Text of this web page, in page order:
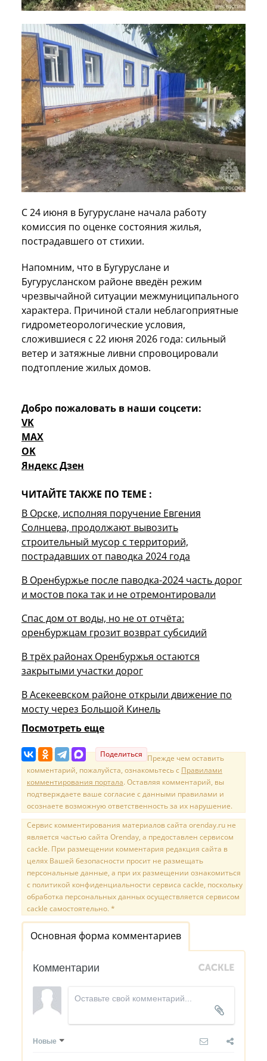
С 24 июня в Бугуруслане начала работу
комиссия по оценке состояния жилья,
пострадавшего от стихии.
Напомним, что в Бугуруслане и
Бугурусланском районе введён режим
чрезвычайной ситуации межмуниципального
характера. Причиной стали неблагоприятные
гидрометеорологические условия,
сложившиеся с 22 июня 2026 года: сильный
ветер и затяжные ливни спровоцировали
подтопление жилых домов.
Добро пожаловать в наши соцсети:
VK
MAX
OK
Яндекс Дзен
ЧИТАЙТЕ ТАКЖЕ ПО ТЕМЕ :
В Орске, исполняя поручение Евгения
Солнцева, продолжают вывозить
строительный мусор с территорий,
пострадавших от паводка 2024 года
В Оренбуржье после паводка-2024 часть дорог
и мостов пока так и не отремонтировали
Спас дом от воды, но не от отчёта:
оренбуржцам грозит возврат субсидий
В трёх районах Оренбуржья остаются
закрытыми участки дорог
В Асекеевском районе открыли движение по
мосту через Большой Кинель
Посмотреть еще
Поделиться Прежде чем оставить
комментарий, пожалуйста, ознакомьтесь с Правилами
комментирования портала. Оставляя комментарий, вы
подтверждаете ваше согласие с данными правилами и
осознаете возможную ответственность за их нарушение.
Сервис комментирования материалов сайта orenday.ru не
является частью сайта Orenday, а предоставлен сервисом
cackle. При размещении комментария редакция сайта в
целях Вашей безопасности просит не размещать
персональные данные, а при их размещении ознакомиться
с политикой конфиденциальности сервиса cackle, поскольку
обработка персональных данных осуществляется сервисом
cackle самостоятельно. *
Основная форма комментариев
Комментарии
Новые